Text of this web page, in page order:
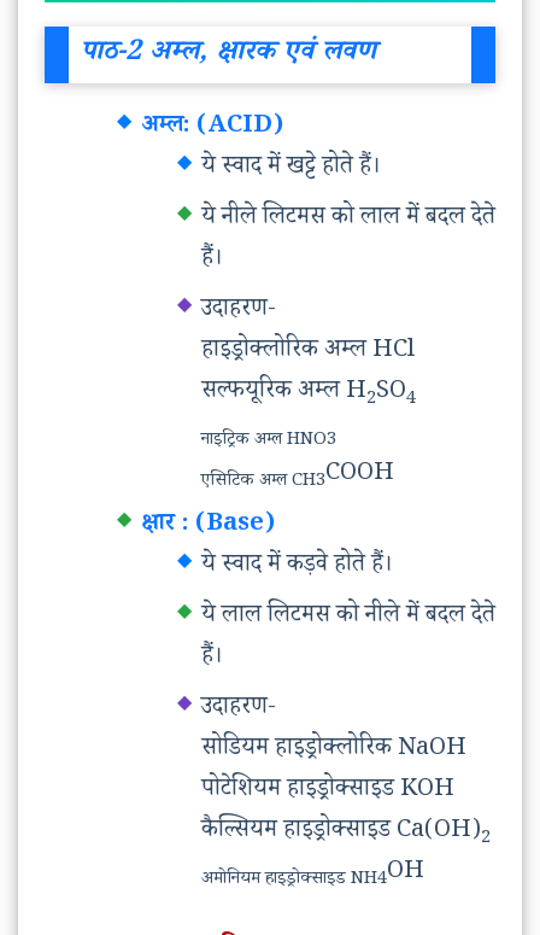
पाठ-2 अम्ल, क्षारक एवं लवण
अम्ल: (ACID)
ये स्वाद में खट्टे होते हैं।
ये नीले लिटमस को लाल में बदल देते
हैं।
उदाहरण-
हाइड्रोक्लोरिक अम्ल HCl
सल्फयूरिक अम्ल H2SO4
नाइट्रिक अम्ल HNO3
एसिटिक अम्ल CH3COOH
क्षार : (Base)
ये स्वाद में कड़वे होते हैं।
ये लाल लिटमस को नीले में बदल देते
हैं।
उदाहरण-
सोडियम हाइड्रोक्लोरिक NaOH
पोटेशियम हाइड्रोक्साइड KOH
कैल्सियम हाइड्रोक्साइड Ca(OH)2
अमोनियम हाइड्रोक्साइड NH4OH